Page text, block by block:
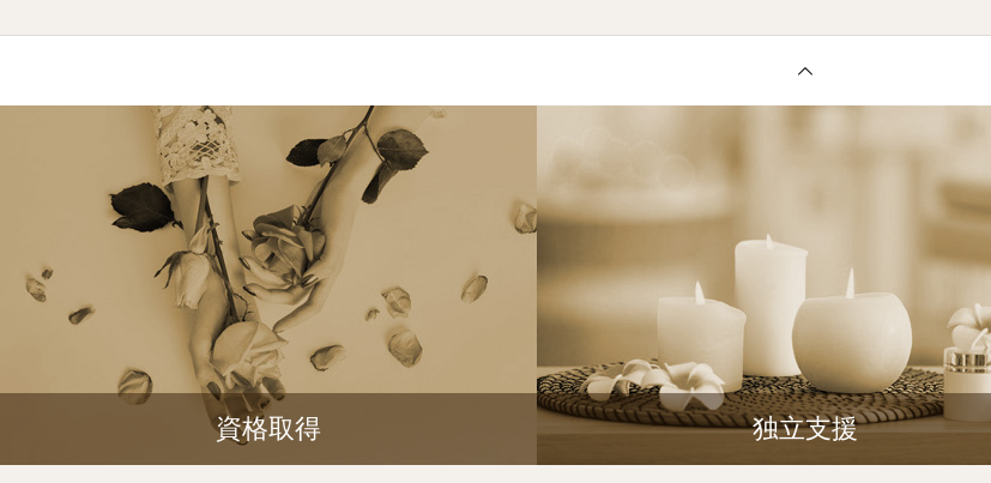
資格取得 独立支援